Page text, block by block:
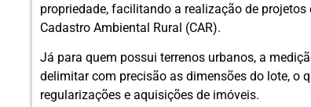
propriedade, facilitando a realização de
Cadastro Ambiental Rural (CAR).
Já para quem possui terrenos urbanos, a
delimitar com precisão as dimensões do lote, o
regularizações e aquisições de imóveis.